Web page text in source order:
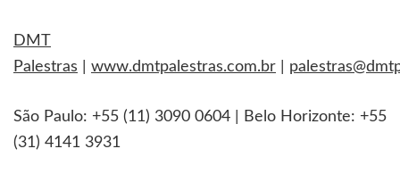
DMT
Palestras
www.dmtpalestras.com.br
São Paulo: +55 (11) 3090 0604 | Belo Horizonte: +55
(31) 4141 3931